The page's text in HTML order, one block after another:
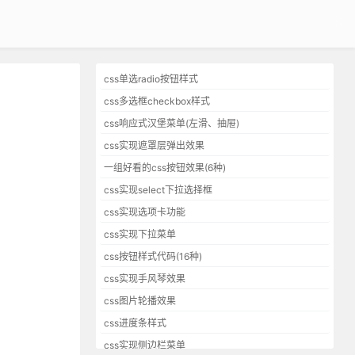
css单选radio按钮样式
css多选框checkbox样式
css响应式汉堡菜单(左滑、抽屉)
css实现遮罩层弹出效果
一组好看的css按钮效果(6种)
css实现select下拉选择框
css实现选项卡功能
css实现下拉菜单
css按钮样式代码(16种)
css实现手风琴效果
css图片轮播效果
css进度条样式
css实现侧边栏菜单